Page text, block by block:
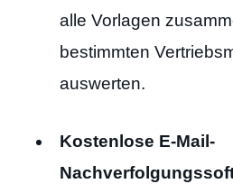
alle Vorlagen
bestimmten
auswerten.
Kostenlose E-Mail-